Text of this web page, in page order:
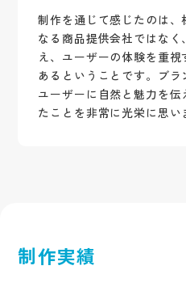
制作を通じて感じたのは
なる商品提供会社ではな
え、ユーザーの体験を重
あるということです。ブラ
ユーザーに自然と魅力を
たことを非常に光栄に思い
制作実績